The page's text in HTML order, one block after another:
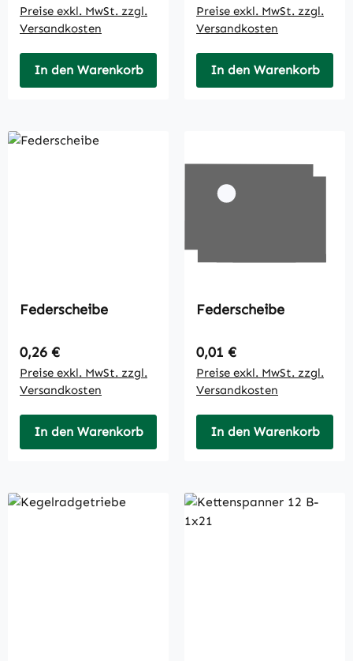
Preise exkl. MwSt. zzgl.
Versandkosten
In den Warenkorb
Preise exkl. MwSt. zzgl.
Versandkosten
In den Warenkorb
Federscheibe
Regulärer Preis:
0,26 €
Preise exkl. MwSt. zzgl.
Versandkosten
In den Warenkorb
Federscheibe
Regulärer Preis:
0,01 €
Preise exkl. MwSt. zzgl.
Versandkosten
In den Warenkorb